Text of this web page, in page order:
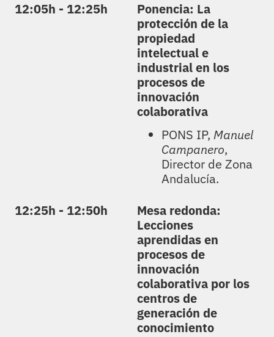
12:05h - 12:25h
Ponencia: La
protección de la
propiedad
intelectual e
industrial en los
procesos de
innovación
colaborativa
PONS IP, Manuel
Campanero,
Director de Zona
Andalucía.
12:25h - 12:50h
Mesa redonda:
Lecciones
aprendidas en
procesos de
innovación
colaborativa por los
centrosde
generación de
conocimiento